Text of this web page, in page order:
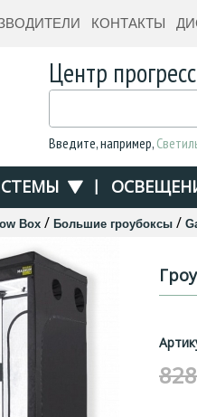
КОНТАКТЫ
Центр
Введите, например,
|
Box / Большие гроубоксы /